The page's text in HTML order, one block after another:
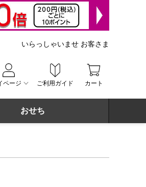
ページ ご利用ガイド カート
いらっしゃいませ お客さま
おせち